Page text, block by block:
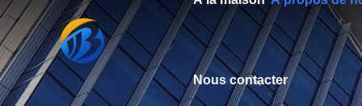
Nous contacter